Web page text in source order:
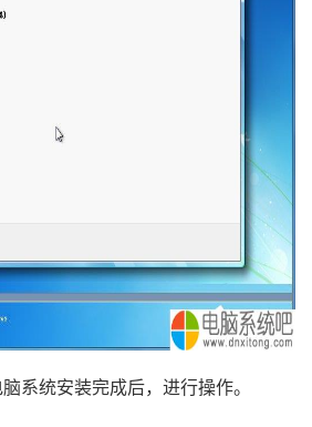
统安装完成后，进行操作。